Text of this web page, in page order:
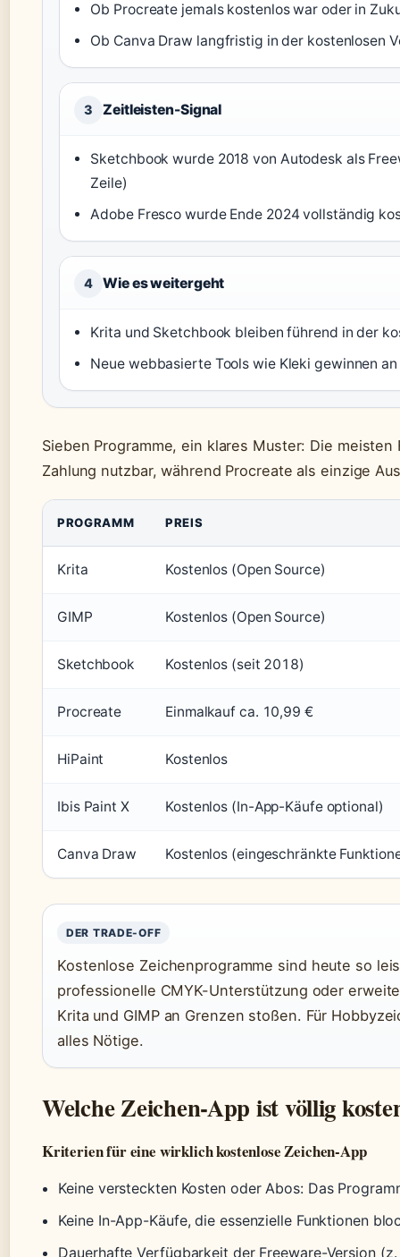
Ob Procreate jemals kostenlos war oder in
Ob Canva Draw langfristig in der kostenlosen
3 Zeitleisten-Signal
Sketchbook wurde 2018 von Autodesk als
Zeile)
Adobe Fresco wurde Ende 2024 vollständig
4 Wie es weitergeht
Krita und Sketchbook bleiben führend in der
Neue webbasierte Tools wie Kleki gewinnen
Sieben Programme, ein klares Muster: Die
Zahlung nutzbar, während Procreate als einzige
PROGRAMM PREIS
Krita Kostenlos (Open Source)
GIMP Kostenlos (Open Source)
Sketchbook Kostenlos (seit 2018)
Procreate Einmalkauf ca. 10,99 €
HiPaint Kostenlos
Ibis Paint X Kostenlos (In-App-Käufe optional)
Canva Draw Kostenlos (eingeschränkte
DER TRADE-OFF
Kostenlose Zeichenprogramme sind heute so
professionelle CMYK-Unterstützung oder
Krita und GIMP an Grenzen stoßen. Für
alles Nötige.
Welche Zeichen-App ist völlig
Kriterien für eine wirklich kostenlose Zeichen-App
Keine versteckten Kosten oder Abos: Das
Keine In-App-Käufe, die essenzielle Funktionen
Dauerhafte Verfügbarkeit der Freeware-Version